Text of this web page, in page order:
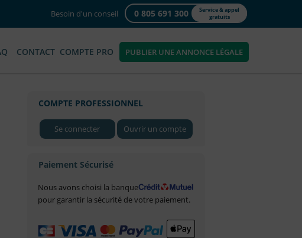
Besoin d'un conseil 0 805 691 300
Service & appel
gratuits
CONTACT COMPTE PRO PUBLIER UNE ANNONCE LÉGALE
COMPTE PROFESSIONNEL
Se connecter Ouvrir un compte
Paiement Sécurisé
Nous avons choisi la banque
pour garantir la sécurité de votre paiement.